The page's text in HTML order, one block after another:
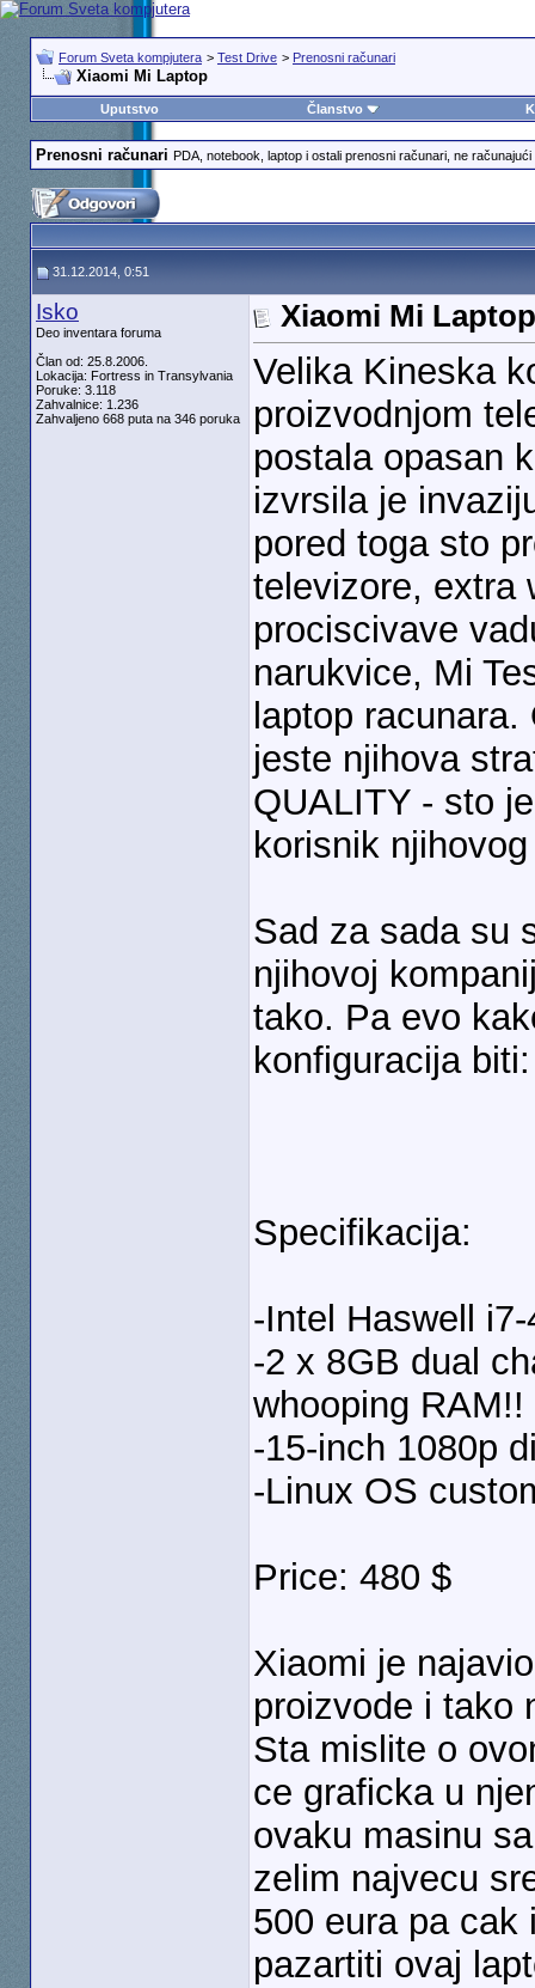
Forum Sveta kompjutera > Test Drive > Prenosni računari
Xiaomi Mi Laptop
Uputstvo Članstvo
Prenosni računari PDA, notebook, laptop i ostali prenosni računari, ne računajući
31.12.2014, 0:51
Isko
Deo inventara foruma
Član od: 25.8.2006.
Lokacija: Fortress in Transylvania
Poruke: 3.118
Zahvalnice: 1.236
Zahvaljeno 668 puta na 346 poruka
Xiaomi Mi Laptop
Velika Kineska
proizvodnjom
postala opasan
izvrsila je
pored toga sto
televizore, extra
prociscivave
narukvice, Mi
laptop
jeste njihova
QUALITY - sto
korisnik
Sad za sada su
njihovoj
tako. Pa evo
konfiguracija biti:
Specifikacija:
-Intel Haswell
-2 x 8GB dual
whooping RAM!!
-15-inch 1080p
-Linux OS
Price: 480 $
Xiaomi je
proizvode i tako
Sta mislite o
ce graficka u
ovaku masinu
zelim najvecu
500 eura pa cak
pazartiti ovaj